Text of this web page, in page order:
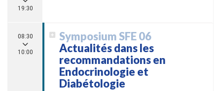
19:30
08:30
10:00
Symposium SFE 06
Actualités dans les
recommandations en
Endocrinologie et
Diabétologie